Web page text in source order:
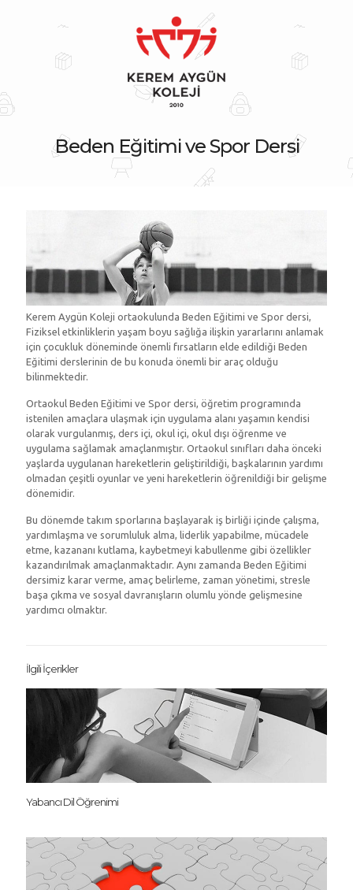
Beden Eğitimi ve Spor Dersi
Kerem Aygün Koleji ortaokulunda Beden Eğitimi ve Spor dersi,
Fiziksel etkinliklerin yaşam boyu sağlığa ilişkin yararlarını anlamak
için çocukluk döneminde önemli fırsatların elde edildiği Beden
Eğitimi derslerinin de bu konuda önemli bir araç olduğu
bilinmektedir.
Ortaokul Beden Eğitimi ve Spor dersi, öğretim programında
istenilen amaçlara ulaşmak için uygulama alanı yaşamın kendisi
olarak vurgulanmış, ders içi, okul içi, okul dışı öğrenme ve
uygulama sağlamak amaçlanmıştır. Ortaokul sınıfları daha önceki
yaşlarda uygulanan hareketlerin geliştirildiği, başkalarının yardımı
olmadan çeşitli oyunlar ve yeni hareketlerin öğrenildiği bir gelişme
dönemidir.
Bu dönemde takım sporlarına başlayarak iş birliği içinde çalışma,
yardımlaşma ve sorumluluk alma, liderlik yapabilme, mücadele
etme, kazananı kutlama, kaybetmeyi kabullenme gibi özellikler
kazandırılmak amaçlanmaktadır. Aynı zamanda Beden Eğitimi
dersimiz karar verme, amaç belirleme, zaman yönetimi, stresle
başa çıkma ve sosyal davranışların olumlu yönde gelişmesine
yardımcı olmaktır.
İlgili İçerikler
Yabancı Dil Öğrenimi